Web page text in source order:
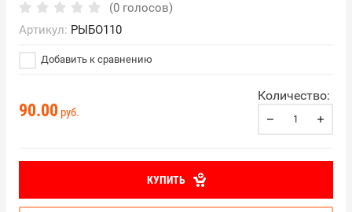
(0 голосов)
Артикул: РЫБО110
Добавить к сравнению
90.00 руб.
Количество:
КУПИТЬ